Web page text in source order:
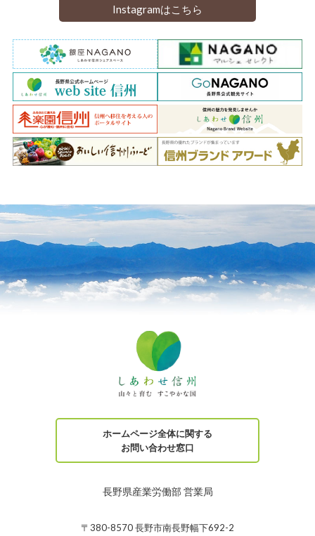
Instagramはこちら
ホームページ全体に関する
お問い合わせ窓口
長野県産業労働部 営業局
〒380-8570 長野市南長野幅下692-2